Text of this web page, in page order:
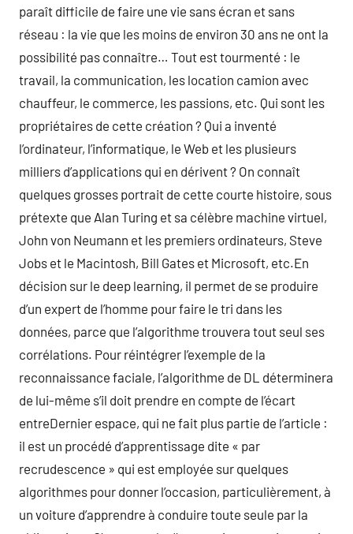
paraît difficile de faire une vie sans écran et sans
réseau : la vie que les moins de environ 30 ans ne ont la
possibilité pas connaître… Tout est tourmenté : le
travail, la communication, les location camion avec
chauffeur, le commerce, les passions, etc. Qui sont les
propriétaires de cette création ? Qui a inventé
l’ordinateur, l’informatique, le Web et les plusieurs
milliers d’applications qui en dérivent ? On connaît
quelques grosses portrait de cette courte histoire, sous
prétexte que Alan Turing et sa célèbre machine virtuel,
John von Neumann et les premiers ordinateurs, Steve
Jobs et le Macintosh, Bill Gates et Microsoft, etc.En
décision sur le deep learning, il permet de se produire
d’un expert de l’homme pour faire le tri dans les
données, parce que l’algorithme trouvera tout seul ses
corrélations. Pour réintégrer l’exemple de la
reconnaissance faciale, l’algorithme de DL déterminera
de lui-même s’il doit prendre en compte de l’écart
entreDernier espace, qui ne fait plus partie de l’article :
il est un procédé d’apprentissage dite « par
recrudescence » qui est employée sur quelques
algorithmes pour donner l’occasion, particulièrement, à
un voiture d’apprendre à conduire toute seule par la